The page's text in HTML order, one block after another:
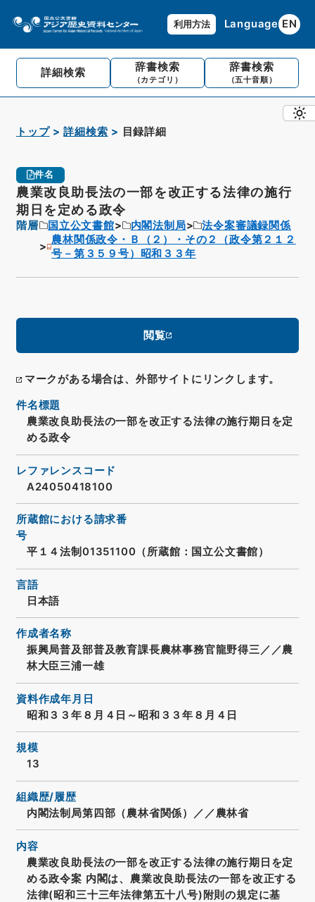
利用方法 Language EN
詳細検索 辞書検索
（カテゴリ）
辞書検索
（五十音順）
トップ 詳細検索 目録詳細
件名
農業改良助長法の一部を改正する法律の施行
期日を定める政令
階層 国立公文書館 内閣法制局
法令案審議録関係
農林関係政令・Ｂ（２）・その２（政令第２１２
号－第３５９号）昭和３３年
閲覧
マークがある場合は、外部サイトにリンクします。
件名標題
農業改良助長法の一部を改正する法律の施行期日を定
める政令
レファレンスコード
A24050418100
所蔵館における請求番
号
平１４法制01351100（所蔵館：国立公文書館）
言語
日本語
作成者名称
振興局普及部普及教育課長農林事務官龍野得三／／農
林大臣三浦一雄
資料作成年月日
昭和３３年８月４日～昭和３３年８月４日
規模
13
組織歴/履歴
内閣法制局第四部（農林省関係）／／農林省
内容
農業改良助長法の一部を改正する法律の施行期日を定
める政令案 内閣は、農業改良助長法の一部を改正する
法律(昭和三十三年法律第五十八号)附則の規定に基